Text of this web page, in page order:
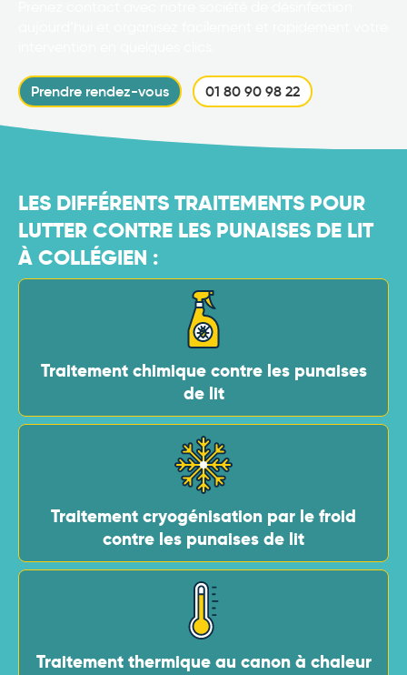
Prendre rendez-vous 01 80 90 98 22
LES DIFFÉRENTS TRAITEMENTS POUR
LUTTER CONTRE LES PUNAISES DE LIT
À COLLÉGIEN :
Traitement chimique contre les punaises
de lit
Traitement cryogénisation par le froid
contre les punaises de lit
Traitement thermique au canon à chaleur